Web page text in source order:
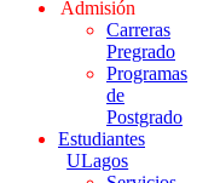
Admisión
Carreras
Pregrado
Programas
de
Postgrado
Estudiantes
ULagos